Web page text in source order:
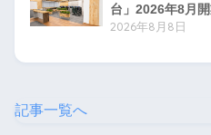
台」2026年8月
2026年8月8日
記事一覧へ